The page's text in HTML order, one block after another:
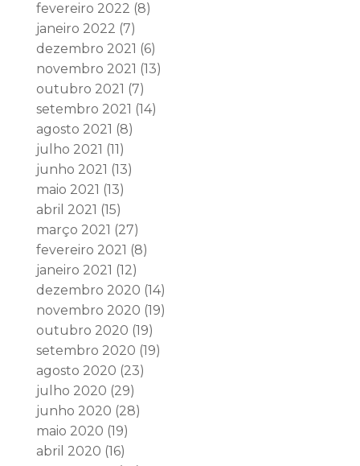
fevereiro 2022 (8)
janeiro 2022 (7)
dezembro 2021 (6)
novembro 2021 (13)
outubro 2021 (7)
setembro 2021 (14)
agosto 2021 (8)
julho 2021 (11)
junho 2021 (13)
maio 2021 (13)
abril 2021 (15)
março 2021 (27)
fevereiro 2021 (8)
janeiro 2021 (12)
dezembro 2020 (14)
novembro 2020 (19)
outubro 2020 (19)
setembro 2020 (19)
agosto 2020 (23)
julho 2020 (29)
junho 2020 (28)
maio 2020 (19)
abril 2020 (16)